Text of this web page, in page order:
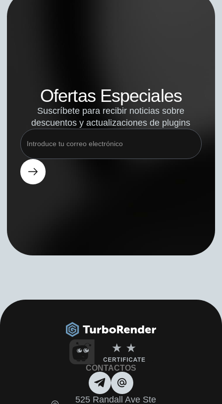
Ofertas Especiales
Suscríbete para recibir noticias sobre
descuentos y actualizaciones de plugins
CONTACTOS
525 Randall Ave Ste